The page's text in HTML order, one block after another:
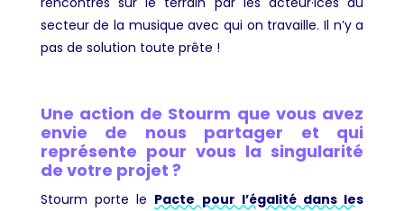
secteur de la musique avec qui on travaille. Il n’y a
pas de solution toute prête !
Une action de Stourm que vous avez
envie de nous partager et qui
représente pour vous la singularité
de votre projet ?
Stourm porte le Pacte pour l’égalité dans les